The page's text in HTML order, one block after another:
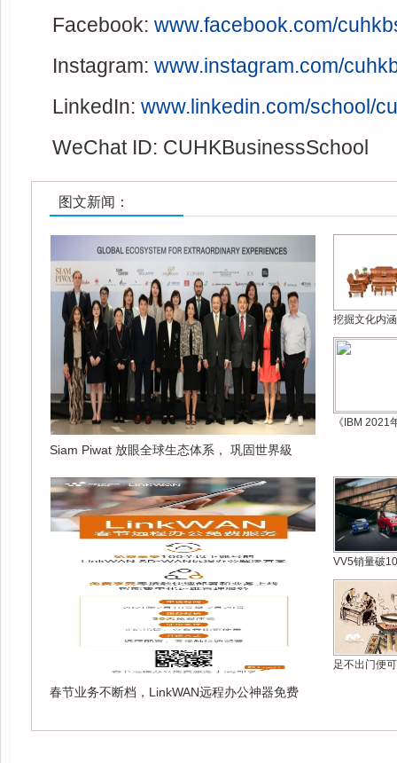
Facebook: www.facebook.com/
Instagram: www.instagram.com/
LinkedIn: www.linkedin.com/school/
WeChat ID: CUHKBusinessSchool
图文新闻：
Siam Piwat 放眼全球生态体系， 巩固世界級
挖掘文化内
《IBM 2021
春节业务不断档，LinkWAN远程办公神器免费
VV5销量破
足不出门便